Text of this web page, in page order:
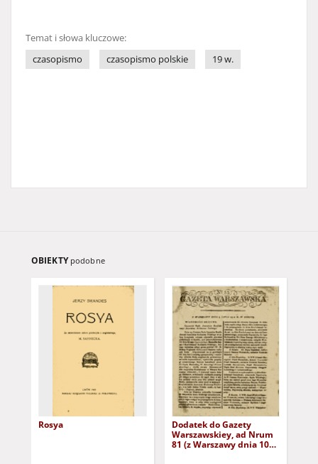
Temat i słowa kluczowe:
czasopismo
czasopismo polskie 19 w.
OBIEKTY podobne
Rosya
Dodatek do Gazety
Warszawskiey, ad Nrum
81 (z Warszawy dnia 10